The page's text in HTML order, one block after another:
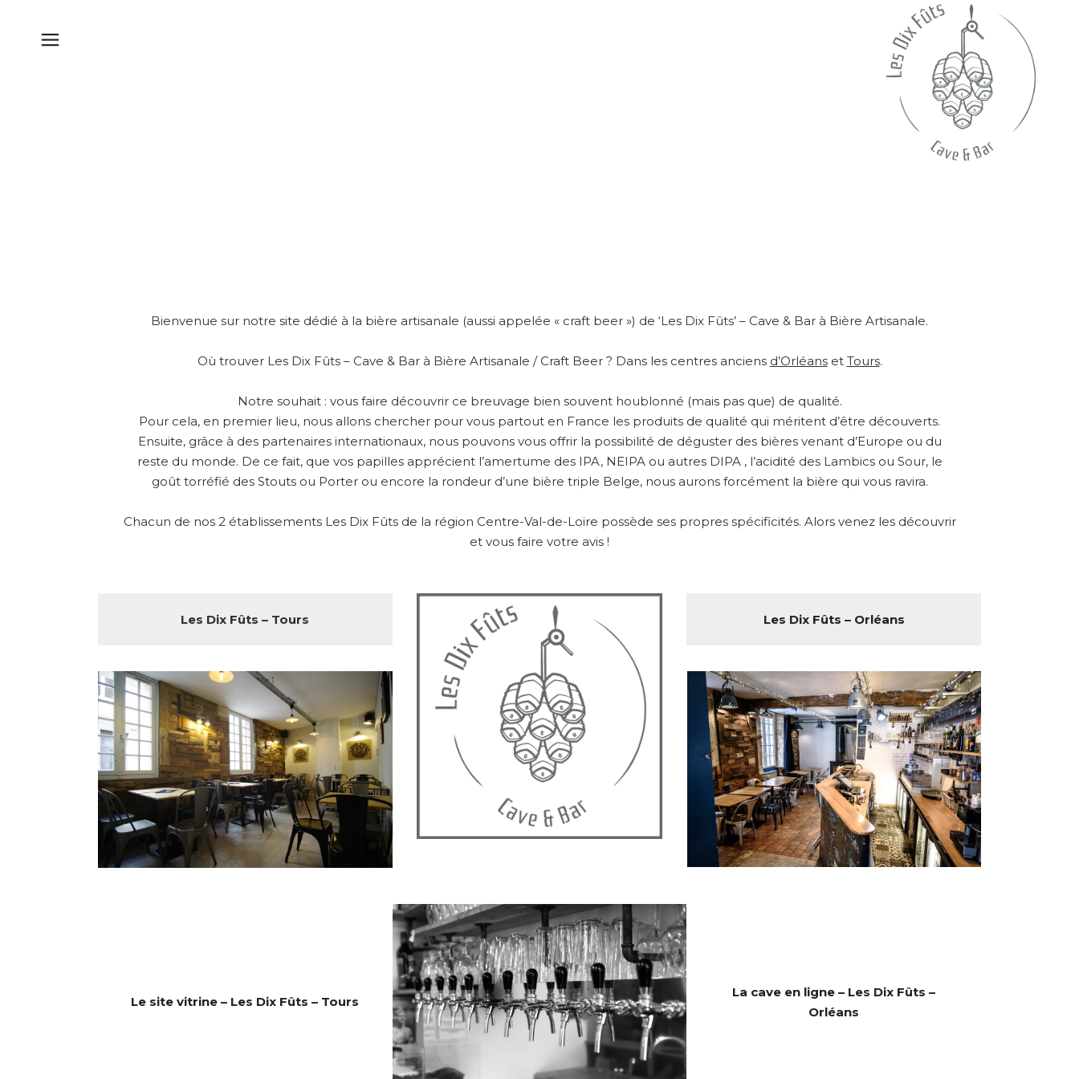
Bienvenue sur notre site dédié à la bière artisanale (aussi appelée « craft beer ») de ‘Les Dix Fûts’ – Cave & Bar à Bière Artisanale.
Où trouver Les Dix Fûts – Cave & Bar à Bière Artisanale / Craft Beer ? Dans les centres anciens d’Orléanset Tours.
Notre souhait : vous faire découvrir ce breuvage bien souvent houblonné (mais pas que) de qualité.
Pour cela, en premier lieu, nous allons chercher pour vous partout en France les produits de qualité qui méritent d’être découverts.
Ensuite, grâce à des partenaires internationaux, nous pouvons vous offrir la possibilité de déguster des bières venant d’Europe ou du
reste du monde. De ce fait, que vos papilles apprécient l’amertume des IPA, NEIPA ou autres DIPA , l’acidité des Lambics ou Sour, le
goût torréfié des Stouts ou Porter ou encore la rondeur d’une bière triple Belge, nous aurons forcément la bière qui vous ravira.
Chacun de nos 2 établissements Les Dix Fûts de la région Centre-Val-de-Loire possède ses propres spécificités. Alors venez les découvrir
et vous faire votre avis !
Les Dix Fûts – Tours Les Dix Fûts – Orléans
Le site vitrine – Les Dix Fûts – Tours
La cave en ligne – Les Dix Fûts –
Orléans